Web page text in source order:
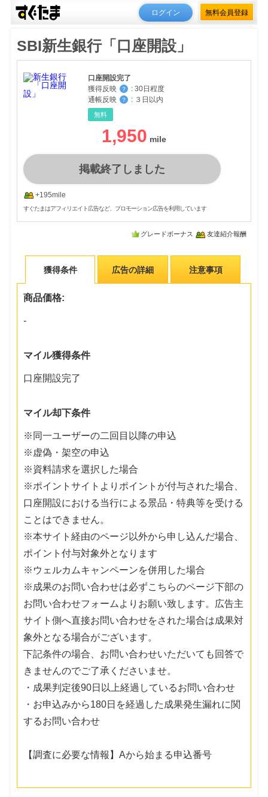
ログイン 無料会員登録
SBI新生銀行「口座開設」
口座開設完了
獲得反映
？ : 30日程度
通帳反映
？ : ３日以内
無料
1,950
掲載終了しました
+195mile
すぐたまはアフィリエイト広告など、プロモーション広告を利用しています
グレードボーナス 友達紹介報酬
獲得条件 広告の詳細 注意事項
商品価格:
-
マイル獲得条件
口座開設完了
マイル却下条件
※同一ユーザーの二回目以降の申込
※虚偽・架空の申込
※資料請求を選択した場合
※ポイントサイトよりポイントが付与された場合、
口座開設における当行による景品・特典等を受ける
ことはできません。
※本サイト経由のページ以外から申し込んだ場合、
ポイント付与対象外となります
※ウェルカムキャンペーンを併用した場合
※成果のお問い合わせは必ずこちらのページ下部の
お問い合わせフォームよりお願い致します。広告主
サイト側へ直接お問い合わせをされた場合は成果対
象外となる場合がございます。
下記条件の場合、お問い合わせいただいても回答で
きませんのでご了承くださいませ。
・成果判定後90日以上経過しているお問い合わせ
・お申込みから180日を経過した成果発生漏れに関
するお問い合わせ
【調査に必要な情報】Aから始まる申込番号